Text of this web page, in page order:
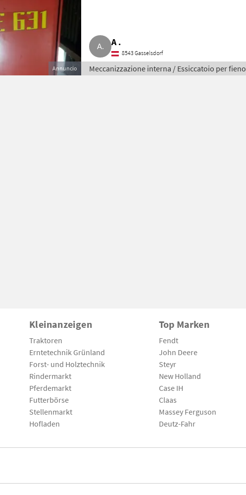
Annuncio
A .
8543 Gasselsdorf
Meccanizzazione interna / Essiccatoio per fieno
Kleinanzeigen
Traktoren
Erntetechnik Grünland
Forst- und Holztechnik
Rindermarkt
Pferdemarkt
Futterbörse
Stellenmarkt
Hofladen
Top Marken
Fendt
John Deere
Steyr
New Holland
Case IH
Claas
Massey Ferguson
Deutz-Fahr